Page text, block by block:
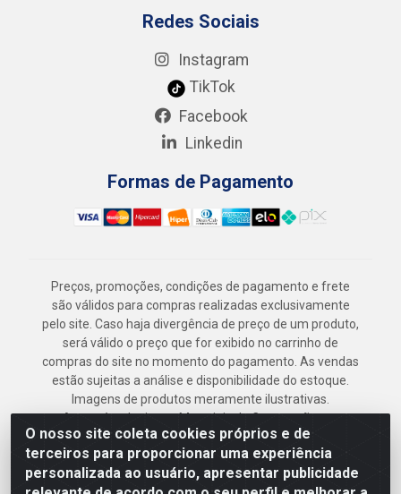
O nosso site coleta cookies próprios e de
terceiros para proporcionar uma experiência
personalizada ao usuário, apresentar publicidade
Redes Sociais
Instagram
TikTok
Facebook
Linkedin
Formas de Pagamento
Preços, promoções, condições de pagamento e frete
são válidos para compras realizadas exclusivamente
pelo site. Caso haja divergência de preço de um produto,
será válido o preço que for exibido no carrinho de
compras do site no momento do pagamento. As vendas
estão sujeitas a análise e disponibilidade do estoque.
Imagens de produtos meramente ilustrativas.
Armazém Jenipapo Materiais de Construção em
Geral LTDA - Rua das Flores, 2691 - Guabiraba,
Recife/PE - CEP 52.291-630 - CNPJ
41.097.379/0001-